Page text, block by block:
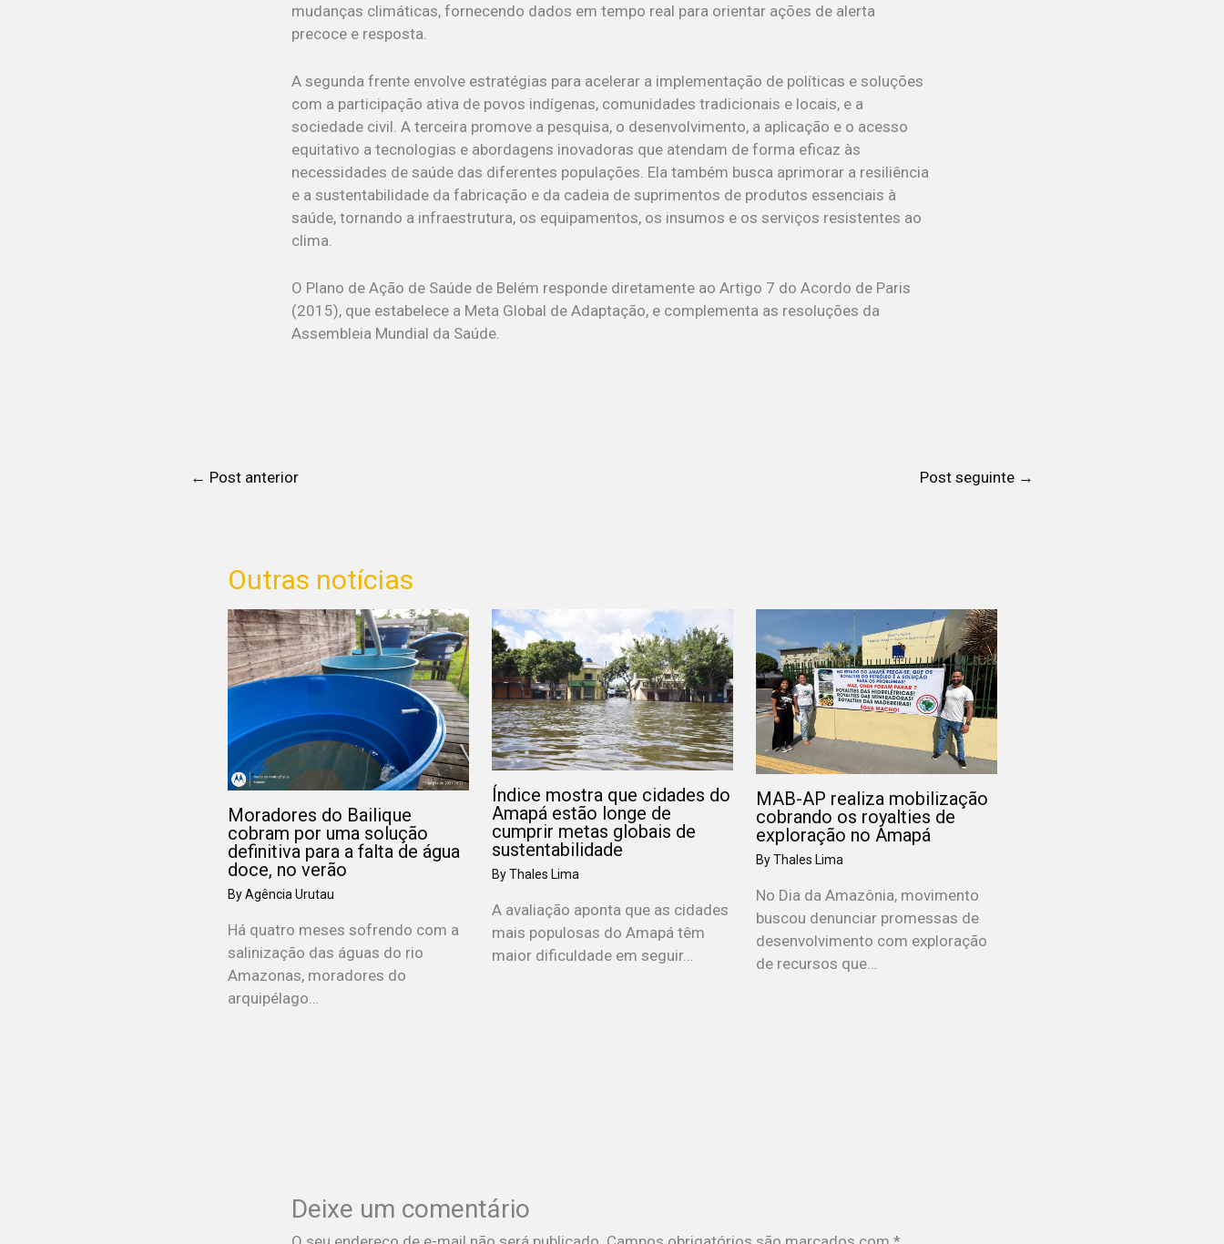
mudanças climáticas, fornecendo dados em tempo real para orientar ações de alerta
precoce e resposta.
A segunda frente envolve estratégias para acelerar a implementação de políticas e soluções
com a participação ativa de povos indígenas, comunidades tradicionais e locais, e a
sociedade civil. A terceira promove a pesquisa, o desenvolvimento, a aplicação e o acesso
equitativo a tecnologias e abordagens inovadoras que atendam de forma eficaz às
necessidades de saúde das diferentes populações. Ela também busca aprimorar a resiliência
e a sustentabilidade da fabricação e da cadeia de suprimentos de produtos essenciais à
saúde, tornando a infraestrutura, os equipamentos, os insumos e os serviços resistentes ao
clima.
O Plano de Ação de Saúde de Belém responde diretamente ao Artigo 7 do Acordo de Paris
(2015), que estabelece a Meta Global de Adaptação, e complementa as resoluções da
Assembleia Mundial da Saúde.
← Post anterior Post seguinte →
Outras notícias
Moradores do Bailique
cobram por uma solução
definitiva para a falta de água
doce, no verão
ByAgência Urutau
Há quatro meses sofrendo com a
salinização das águas do rio
Amazonas, moradores do
arquipélago…
Índice mostra que cidades do
Amapá estão longe de
cumprir metas globais de
sustentabilidade
ByThales Lima
A avaliação aponta que as cidades
mais populosas do Amapá têm
maior dificuldade em seguir…
MAB-AP realiza mobilização
cobrando os royalties de
exploração no Amapá
ByThales Lima
No Dia da Amazônia, movimento
buscou denunciar promessas de
desenvolvimento com exploração
de recursos que…
Deixe um comentário